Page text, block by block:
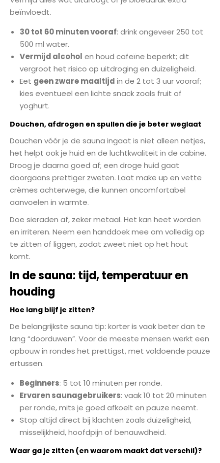
beïnvloedt.
30 tot 60 minuten vooraf: drink ongeveer 250 tot
500 ml water.
Vermijd alcohol en houd cafeïne beperkt; dit
vergroot het risico op uitdroging en duizeligheid.
Eet geen zware maaltijd in de 2 tot 3 uur vooraf;
kies eventueel een lichte snack zoals fruit of
yoghurt.
Douchen, afdrogen en spullen die je beter weglaat
Douchen vóór je de sauna ingaat is niet alleen netjes,
het helpt ook je huid en de luchtkwaliteit in de cabine.
Droog je daarna goed af; een droge huid gaat
doorgaans prettiger zweten. Laat make up en vette
crèmes achterwege, die kunnen oncomfortabel
aanvoelen in warmte.
Doe sieraden af, zeker metaal. Het kan heet worden
en irriteren. Neem een handdoek mee om volledig op
te zitten of liggen, zodat zweet niet op het hout
komt.
In de sauna: tijd, temperatuur en
houding
Hoe lang blijf je zitten?
De belangrijkste sauna tip: korter is vaak beter dan te
lang “doorduwen”. Voor de meeste mensen werkt een
opbouw in rondes het prettigst, met voldoende pauze
ertussen.
Beginners: 5 tot 10 minuten per ronde.
Ervaren saunagebruikers: vaak 10 tot 20 minuten
per ronde, mits je goed afkoelt en pauze neemt.
Stop altijd direct bij klachten zoals duizeligheid,
misselijkheid, hoofdpijn of benauwdheid.
Waar ga je zitten (en waarom maakt dat verschil)?